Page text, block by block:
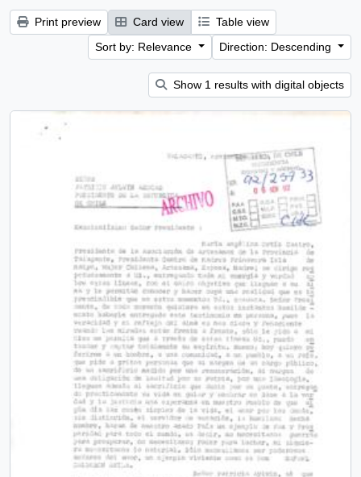
Print preview Card view
Table view
Sort by: Relevance
Direction: Descending
Show 1 results with digital objects